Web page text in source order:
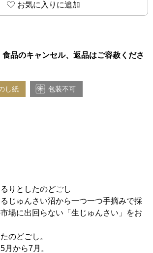
お気に入りに追加
品のキャンセル、返品はご容赦くださ
し紙 包装不可
りとしたのどごし
じゅんさい沼から一つ一つ手摘みで採
場に出回らない「生じゅんさい」をお
のどごし。
月から7月。